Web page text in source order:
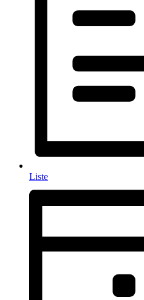
Liste